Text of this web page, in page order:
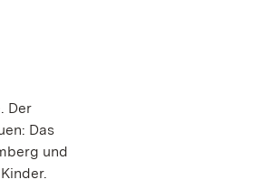
Der
Das
und